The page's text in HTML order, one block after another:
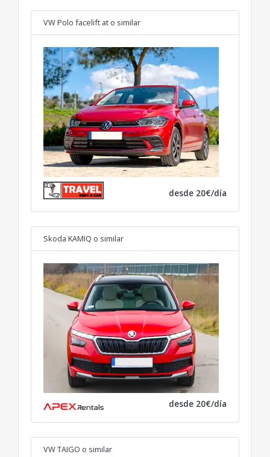
VW Polo facelift at o similar
desde 20€/día
Skoda KAMIQ o similar
desde 20€/día
VW TAIGO o similar